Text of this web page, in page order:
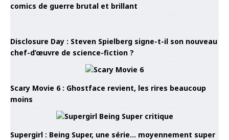
comics de guerre brutal et brillant
Disclosure Day : Steven Spielberg signe-t-il son nouveau
chef-d’œuvre de science-fiction ?
Scary Movie 6 : Ghostface revient, les rires beaucoup
moins
Supergirl : Being Super, une série… moyennement super